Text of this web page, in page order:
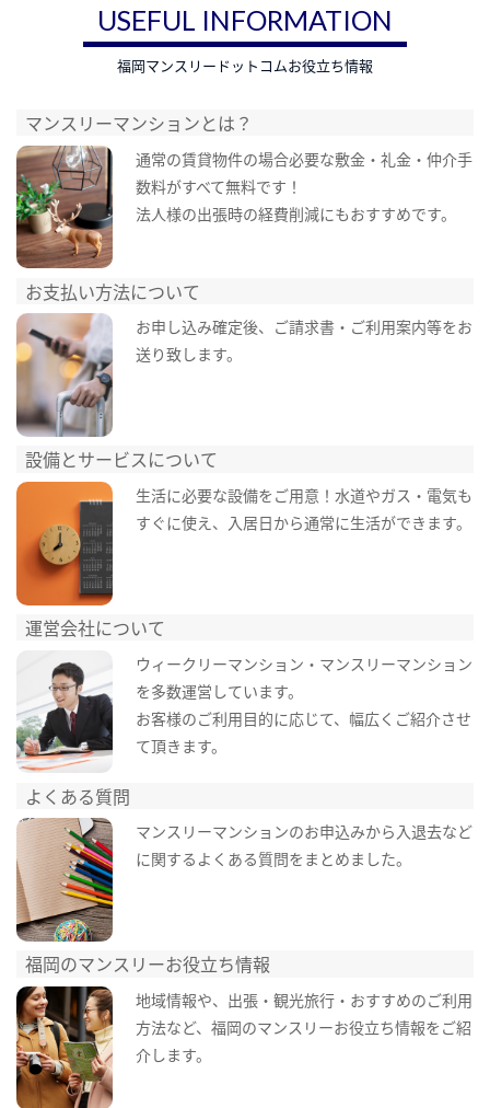
USEFUL INFORMATION
福岡マンスリードットコムお役立ち情報
マンスリーマンションとは？
通常の賃貸物件の場合必要な敷金・礼金・仲介手
数料がすべて無料です！
法人様の出張時の経費削減にもおすすめです。
お支払い方法について
お申し込み確定後、ご請求書・ご利用案内等をお
送り致します。
設備とサービスについて
生活に必要な設備をご用意！水道やガス・電気も
すぐに使え、入居日から通常に生活ができます。
運営会社について
ウィークリーマンション・マンスリーマンション
を多数運営しています。
お客様のご利用目的に応じて、幅広くご紹介させ
て頂きます。
よくある質問
マンスリーマンションのお申込みから入退去など
に関するよくある質問をまとめました。
福岡のマンスリーお役立ち情報
地域情報や、出張・観光旅行・おすすめのご利用
方法など、福岡のマンスリーお役立ち情報をご紹
介します。